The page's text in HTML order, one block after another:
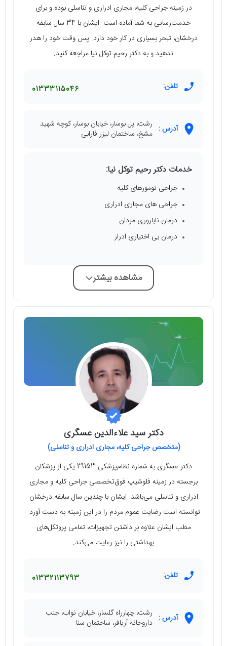
در زمینه جراحی کلیه، مجاری ادراری و تناسلی بوده و برای
خدمت‌رسانی به شما آماده است. ایشان با 34 سال سابقه
درخشان، تبحر بسیاری در کار خود دارد. پس وقت خود را هدر
ندهید و به دکتر رحیم توکل نیا مراجعه کنید.
تلفن: 01333115046
آدرس : رشت، پل بوسار، خیابان بوسار، کوچه شهید
مشخ، ساختمان لیزر فارابی
خدمات دکتر رحیم توکل نیا:
جراحی تومورهای کلیه
جراحی های مجاری ادراری
درمان ناباروری مردان
درمان بی اختیاری ادرار
مشاهده بیشتر
دکتر سید علاءالدین عسگری
(متخصص جراحی کلیه، مجاری ادراری و تناسلی)
دکتر عسگری به شماره نظام‌پزشکی 29153 یکی از پزشکان
برجسته در زمینه فلوشیپ فوق‌تخصصی جراحی کلیه و مجاری
ادراری و تناسلی می‌باشد. ایشان با چندین سال سابقه درخشان
توانسته است رضایت عموم مردم را در این زمینه به دست آورد.
مطب ایشان علاوه بر داشتن تجهیزات، تمامی پروتکل‌های
بهداشتی را نیز رعایت می‌کند.
تلفن: 01332113793
آدرس : رشت، چهارراه گلسار، خیابان نواب، جنب
داروخانه آریافر، ساختمان سنا